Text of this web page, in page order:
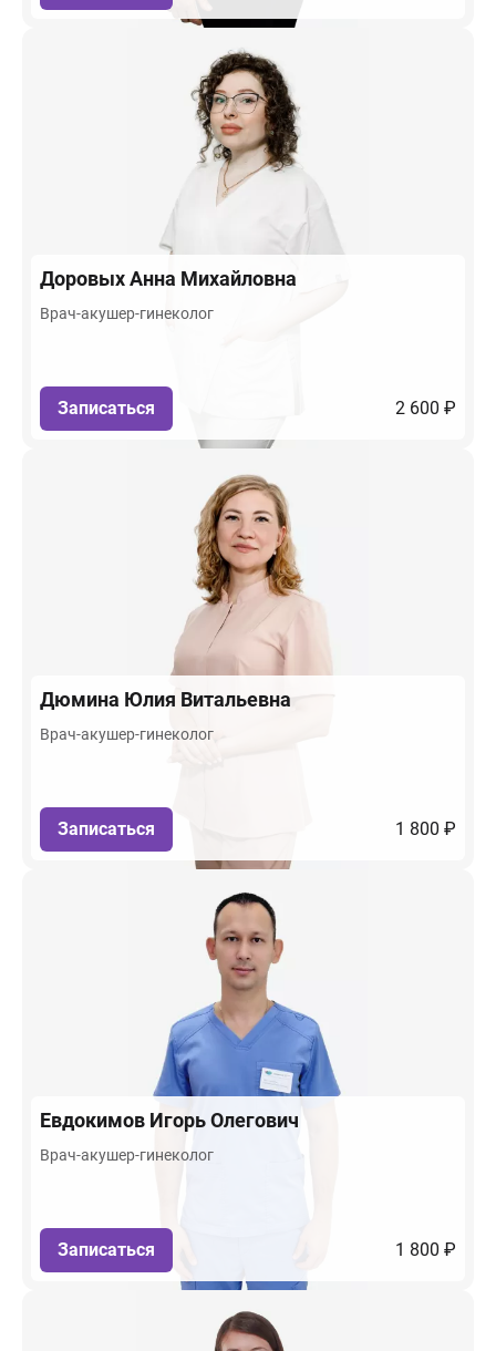
ДоровыхАнна Михайловна
Врач-акушер-гинеколог
Записаться 2 600 ₽
Дюмина Юлия Витальевна
Врач-акушер-гинеколог
Записаться 1 800 ₽
Евдокимов Игорь Олегович
Врач-акушер-гинеколог
Записаться 1 800 ₽